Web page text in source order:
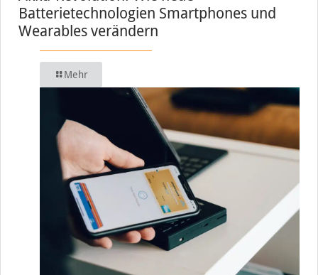
Batterietechnologien Smartphones und
Wearables verändern
Mehr